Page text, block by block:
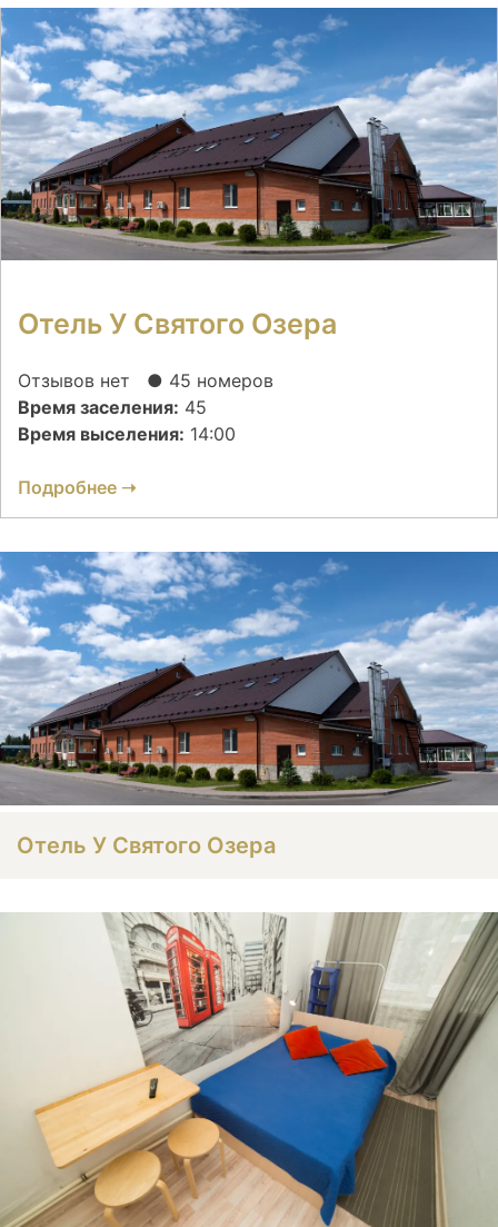
Отель У Святого Озера
Отзывов нет
● 45 номеров
Время заселения: 45
Время выселения: 14:00
Подробнее ➝
Отель У Святого Озера